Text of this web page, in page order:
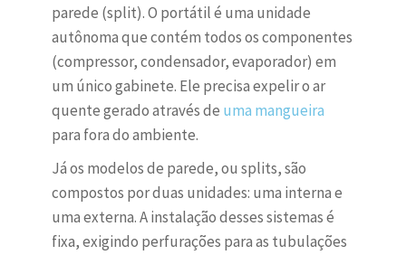
parede (split). O portátil é uma unidade
autônoma que contém todos os componentes
(compressor, condensador, evaporador) em
um único gabinete. Ele precisa expelir o ar
quente gerado através de uma mangueira
para fora do ambiente.
Já os modelos de parede, ou splits, são
compostos por duas unidades: uma interna e
uma externa. A instalação desses sistemas é
fixa, exigindo perfurações para as tubulações